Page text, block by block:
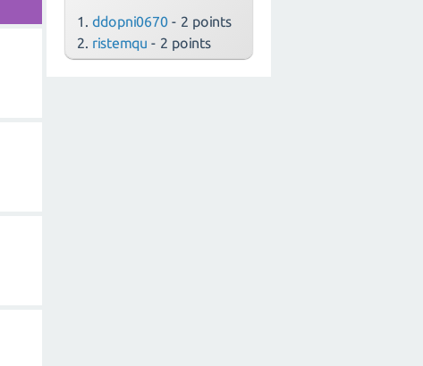
ddopni0670 - 2 points
ristemqu - 2 points